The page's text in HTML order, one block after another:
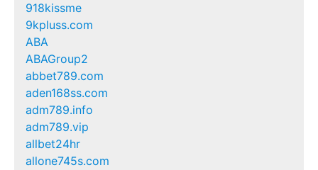
918kissme
9kpluss.com
ABA
ABAGroup2
abbet789.com
aden168ss.com
adm789.info
adm789.vip
allbet24hr
allone745s.com